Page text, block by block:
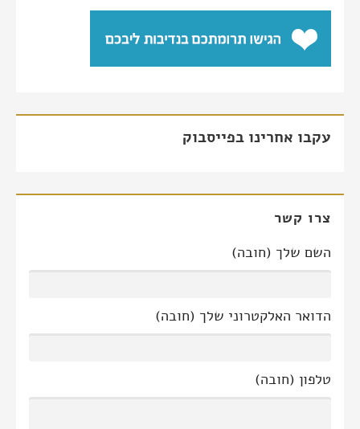
עקבו אחרינו בפייסבוק
צרו קשר
השם שלך (חובה)
הדואר האלקטרוני שלך (חובה)
טלפון (חובה)